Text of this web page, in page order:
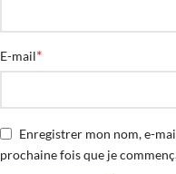
E-mail*
Enregistrer mon nom, e-
prochaine fois que je